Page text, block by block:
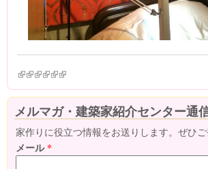
(link is external)
(link is external)
(link is external)
(link is external)
(link is external)
(link is external)
メルマガ・建築家紹介センター通
家作りに役立つ情報をお送りします。ぜひご
メール*